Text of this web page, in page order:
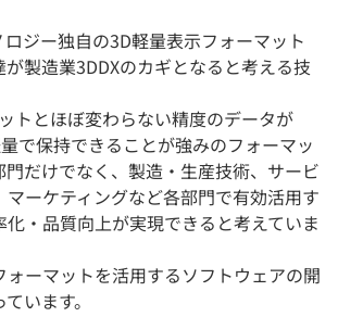
ロジー独自の3D軽量表示フォーマット
製造業3DDXのカギとなると考える技
トとほぼ変わらない精度のデータが
で保持できることが強みのフォーマッ
門だけでなく、製造・生産技術、サービ
マーケティングなど各部門で有効活用す
化・品質向上が実現できると考えていま
ォーマットを活用するソフトウェアの開
います。